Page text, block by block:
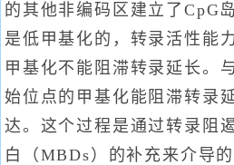
的其他非编码区建立了CpG
是低甲基化的，转录活性能
甲基化不能阻滞转录延长。
始位点的甲基化能阻滞转录
达。这个过程是通过转录阻
白（MBDs）的补充来介导